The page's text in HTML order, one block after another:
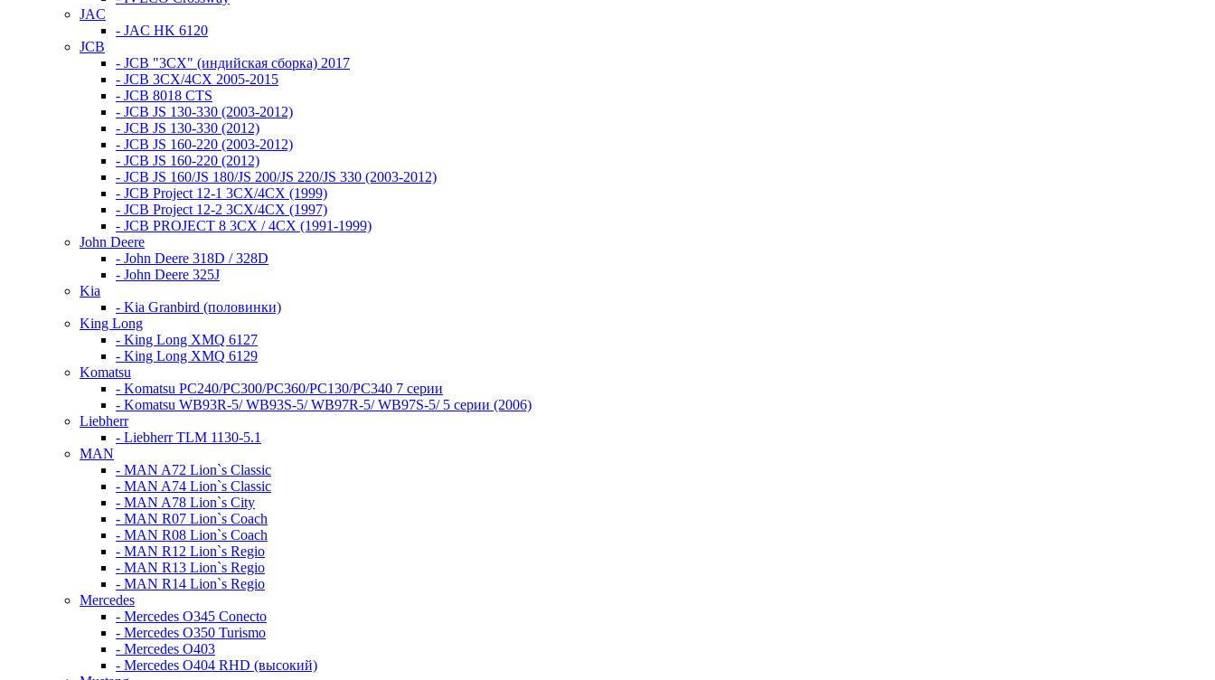
JAC
- JAC HK 6120
JCB
- JCB "3СХ" (индийская сборка) 2017
- JCB 3СХ/4СХ 2005-2015
- JCB 8018 CTS
- JCB JS 130-330 (2003-2012)
- JCB JS 130-330 (2012)
- JCB JS 160-220 (2003-2012)
- JCB JS 160-220 (2012)
- JCB JS 160/JS 180/JS 200/JS 220/JS 330 (2003-2012)
- JCB Project 12-1 3CX/4CX (1999)
- JCB Project 12-2 3CX/4CX (1997)
- JCB PROJECT 8 3CX / 4CX (1991-1999)
John Deere
- John Deere 318D / 328D
- John Deere 325J
Kia
- Kia Granbird (половинки)
King Long
- King Long XMQ 6127
- King Long XMQ 6129
Komatsu
- Komatsu PC240/PC300/PC360/PC130/PC340 7 серии
- Komatsu WB93R-5/ WB93S-5/ WB97R-5/ WB97S-5/ 5 серии (2006)
Liebherr
- Liebherr TLM 1130-5.1
MAN
- MAN A72 Lion`s Classic
- MAN A74 Lion`s Classic
- MAN A78 Lion`s City
- MAN R07 Lion`s Coach
- MAN R08 Lion`s Coach
- MAN R12 Lion`s Regio
- MAN R13 Lion`s Regio
- MAN R14 Lion`s Regio
Mercedes
- Mercedes O345 Conectо
- Mercedes O350 Turismo
- Mercedes O403
- Mercedes O404 RHD (высокий)